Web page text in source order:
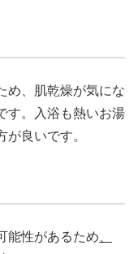
め、肌乾燥が気にな
す。入浴も熱いお湯
良いです。
能性があるため